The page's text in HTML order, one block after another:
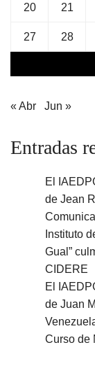
20 21
27 28
« Abr Jun »
Entradas
El
de Jean
Instituto
Gual”
CIDERE
El
de Juan
Curso de